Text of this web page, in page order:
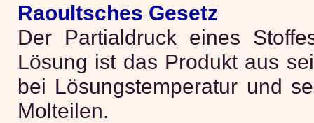
Raoultsches Gesetz
Der Partialdruck eines
Lösung ist das Produkt aus
bei Lösungstemperatur und
Molteilen.